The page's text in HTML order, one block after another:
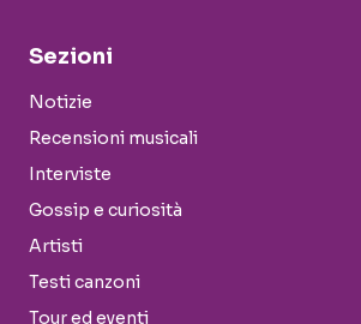
Sezioni
Notizie
Recensioni musicali
Interviste
Gossip e curiosità
Artisti
Testi canzoni
Tour ed eventi